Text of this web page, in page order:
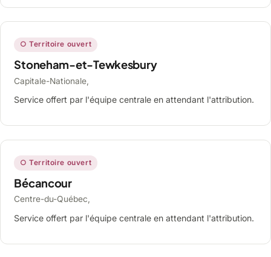
○ Territoire ouvert
Stoneham-et-Tewkesbury
Capitale-Nationale,
Service offert par l'équipe centrale en attendant l'attribution.
○ Territoire ouvert
Bécancour
Centre-du-Québec,
Service offert par l'équipe centrale en attendant l'attribution.